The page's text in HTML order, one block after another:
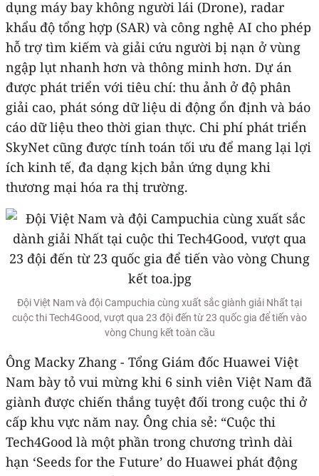
dụng máy bay không người lái (Drone), radar
khẩu độ tổng hợp (SAR) và công nghệ AI cho phép
hỗ trợ tìm kiếm và giải cứu người bị nạn ở vùng
ngập lụt nhanh hơn và thông minh hơn. Dự án
được phát triển với tiêu chí: thu ảnh ở độ phân
giải cao, phát sóng dữ liệu di động ổn định và báo
cáo dữ liệu theo thời gian thực. Chi phí phát triển
SkyNet cũng được tính toán tối ưu để mang lại lợi
ích kinh tế, đa dạng kịch bản ứng dụng khi
thương mại hóa ra thị trường.
Đội Việt Nam và đội Campuchia cùng xuất sắc giành giải Nhất tại
cuộc thi Tech4Good, vượt qua 23 đội đến từ 23 quốc gia để tiến vào
vòng Chung kết toàn cầu
Ông Macky Zhang - Tổng Giám đốc Huawei Việt
Nam bày tỏ vui mừng khi 6 sinh viên Việt Nam đã
giành được chiến thắng tuyệt đối trong cuộc thi ở
cấp khu vực năm nay. Ông chia sẻ: “Cuộc thi
Tech4Good là một phần trong chương trình dài
hạn ‘Seeds for the Future’ do Huawei phát động